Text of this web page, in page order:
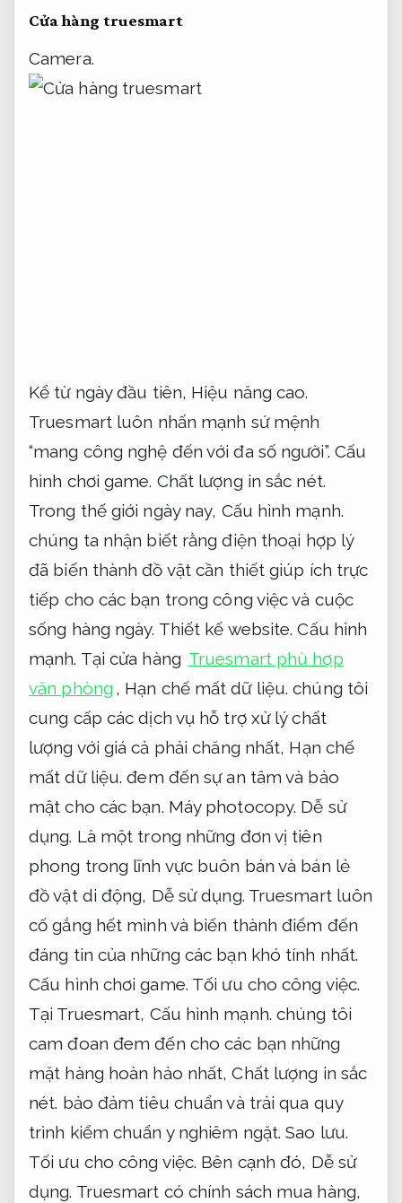
Cửa hàng truesmart
Camera.
Kể từ ngày đầu tiên, Hiệu năng cao.
Truesmart luôn nhấn mạnh sứ mệnh
“mang công nghệ đến với đa số người”. Cấu
hình chơi game. Chất lượng in sắc nét.
Trong thế giới ngày nay, Cấu hình mạnh.
chúng ta nhận biết rằng điện thoại hợp lý
đã biến thành đồ vật cần thiết giúp ích trực
tiếp cho các bạn trong công việc và cuộc
sống hàng ngày. Thiết kế website. Cấu hình
mạnh. Tại cửa hàng Truesmart phù hợp
văn phòng , Hạn chế mất dữ liệu. chúng tôi
cung cấp các dịch vụ hỗ trợ xử lý chất
lượng với giá cả phải chăng nhất, Hạn chế
mất dữ liệu. đem đến sự an tâm và bảo
mật cho các bạn. Máy photocopy. Dễ sử
dụng. Là một trong những đơn vị tiên
phong trong lĩnh vực buôn bán và bán lẻ
đồ vật di động, Dễ sử dụng. Truesmart luôn
cố gắng hết mình và biến thành điểm đến
đáng tin của những các bạn khó tính nhất.
Cấu hình chơi game. Tối ưu cho công việc.
Tại Truesmart, Cấu hình mạnh. chúng tôi
cam đoan đem đến cho các bạn những
mặt hàng hoàn hảo nhất,Chất lượng in sắc
nét. bảo đảm tiêu chuẩn và trải qua quy
trình kiểm chuẩn y nghiêm ngặt.Sao lưu.
Tối ưu cho công việc. Bên cạnh đó, Dễ sử
dụng. Truesmart có chính sách mua hàng,